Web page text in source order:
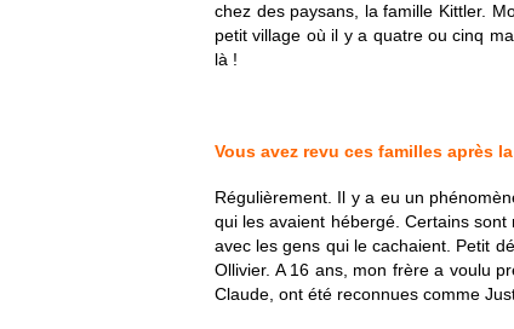
chez des paysans, la famille Kittler.
petit village où il y a quatre ou cinq
là !
Vous avez revu ces familles après
Régulièrement. Il y a eu un
qui les avaient hébergé. Certains
avec les gens qui le cachaient. Petit
Ollivier. A 16 ans, mon frère a voulu
Claude, ont été reconnues comme